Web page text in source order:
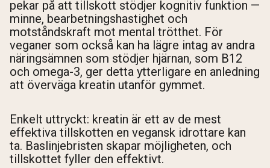
pekar på att tillskott stödjer kognitiv funktion —
minne, bearbetningshastighet och
motståndskraft mot mental trötthet. För
veganer som också kan ha lägre intag av andra
näringsämnen som stödjer hjärnan, som B12
och omega-3, ger detta ytterligare en anledning
att överväga kreatin utanför gymmet.
Enkelt uttryckt: kreatin är ett av de mest
effektiva tillskotten en vegansk idrottare kan
ta. Baslinjebristen skapar möjligheten, och
tillskottet fyller den effektivt.